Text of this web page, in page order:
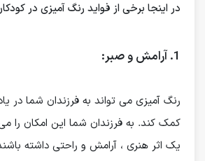
در اینجا برخی از فواید رنگ آمیزی در
1. آرامش و صبر:
رنگ آمیزی می تواند به فرزندان شما در
کمک کند. به فرزندان شما این امکان
یک اثر هنری ، آرامش و راحتی داشته